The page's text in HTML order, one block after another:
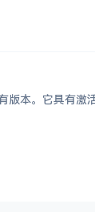
版本。它具有激